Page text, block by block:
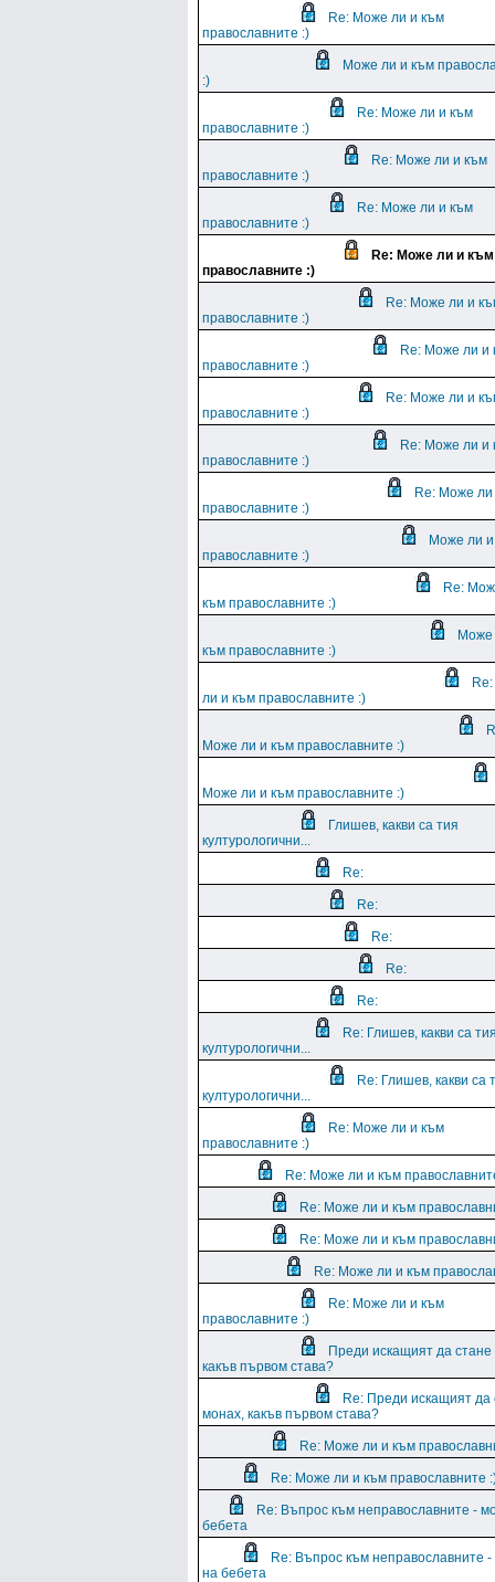
Re: Може ли и към
православните :)
Може ли и към
:)
Re: Може ли и към
православните :)
Re: Може ли и към
православните :)
Re: Може ли и към
православните :)
Re: Може ли и към
православните :)
Re: Може ли и
православните :)
Re: Може ли и
православните :)
Re: Може ли и
православните :)
Re: Може ли и
православните :)
Re: Може ли
православните :)
Може ли
православните :)
Re:
към православните :)
Може
към православните :)
ли и към православните :)
Може ли и към православните :)
Може ли и към православните :)
Глишев, какви са тия
културологични...
Re:
Re:
Re:
Re:
Re:
Re: Глишев, какви са
културологични...
Re: Глишев, какви са
културологични...
Re: Може ли и към
православните :)
Re: Може ли и към
Re: Може ли и към
Re: Може ли и към
Re: Може ли и към
Re: Може ли и към
православните :)
Преди искащият да
какъв първом става?
Re: Преди искащият да
монах, какъв първом става?
Re: Може ли и към
Re: Може ли и към православните
Re: Въпрос към неправославните -
бебета
Re: Въпрос към неправославните
на бебета